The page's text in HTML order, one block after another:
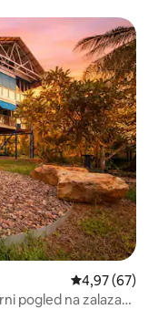
Prosječna
4,97 (67)
pogled na zalazak